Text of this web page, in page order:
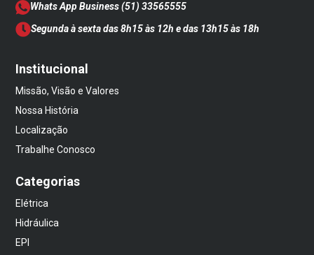
Whats App Business(51) 33565555
Segunda à sexta das 8h15 às 12h e das 13h15 às 18h
Institucional
Missão, Visão e Valores
Nossa História
Localização
Trabalhe Conosco
Categorias
Elétrica
Hidráulica
EPI